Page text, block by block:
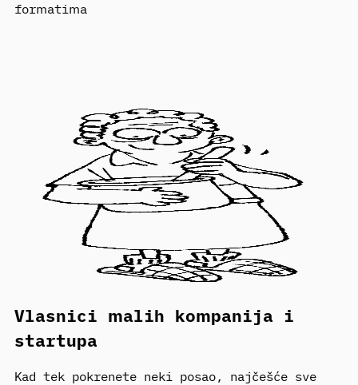
formatima
Vlasnici malih kompanija i
startupa
Kad tek pokrenete neki posao, najčešće sve